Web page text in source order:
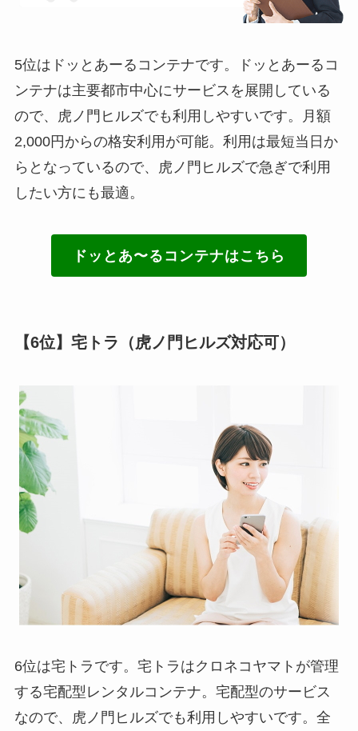
5位はドッとあーるコンテナです。ドッとあーるコ
ンテナは主要都市中心にサービスを展開している
ので、虎ノ門ヒルズでも利用しやすいです。月額
2,000円からの格安利用が可能。利用は最短当日か
らとなっているので、虎ノ門ヒルズで急ぎで利用
したい方にも最適。
ドッとあ〜るコンテナはこちら
【6位】宅トラ（虎ノ門ヒルズ対応可）
6位は宅トラです。宅トラはクロネコヤマトが管理
する宅配型レンタルコンテナ。宅配型のサービス
なので、虎ノ門ヒルズでも利用しやすいです。全